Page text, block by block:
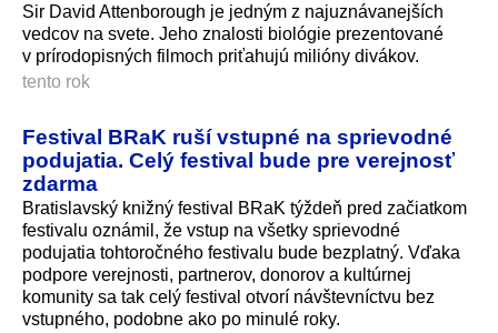
Sir David Attenborough je jedným z najuznávanejších
vedcov na svete. Jeho znalosti biológie prezentované
v prírodopisných filmoch priťahujú milióny divákov.
tento rok
Festival BRaK ruší vstupné na sprievodné
podujatia. Celý festival bude pre verejnosť
zdarma
Bratislavský knižný festival BRaK týždeň pred začiatkom
festivalu oznámil, že vstup na všetky sprievodné
podujatia tohtoročného festivalu bude bezplatný. Vďaka
podpore verejnosti, partnerov, donorov a kultúrnej
komunity sa tak celý festival otvorí návštevníctvu bez
vstupného, podobne ako po minulé roky.